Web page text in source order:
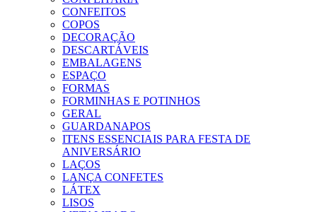
CONFEITOS
COPOS
DECORAÇÃO
DESCARTÁVEIS
EMBALAGENS
ESPAÇO
FORMAS
FORMINHAS E POTINHOS
GERAL
GUARDANAPOS
ITENS ESSENCIAIS PARA FESTA DE
ANIVERSÁRIO
LAÇOS
LANÇA CONFETES
LÁTEX
LISOS